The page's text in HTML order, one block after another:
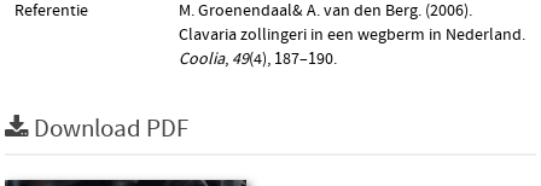
Referentie
M. Groenendaal& A. van den Berg. (2006).
Clavaria zollingeri in een wegberm in Nederland.
Coolia, 49(4), 187–190.
Download PDF